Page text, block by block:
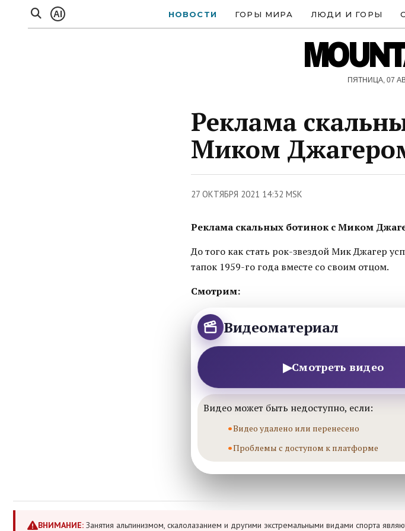
AI НОВОСТИ ГОРЫ МИРА ЛЮДИ И ГОРЫ
ПЯТНИЦА, 07
Реклама
Миком
27 ОКТЯБРЯ 2021 14:32 MSK
Реклама скальных ботинок с Миком
До того как стать рок-звездой Мик Джагер
тапок 1959-го года вместе со своим отцом.
Смотрим:
Видеоматериал
▶Смотреть видео
Видео может быть недоступно, если:
Видео удалено или перенесено
Проблемы с доступом к платформе
ВНИМАНИЕ: Занятия альпинизмом, скалолазанием и другими экстремальными видами спорта